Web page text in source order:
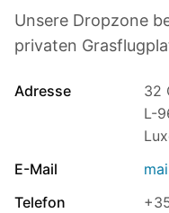
Unsere Dropzone
privaten
Adresse
32
L-
E-Mail
Telefon